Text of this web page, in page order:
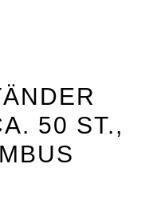
50 ST.,